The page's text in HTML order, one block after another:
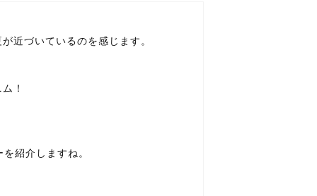
近づいているのを感じます。
！
紹介しますね。